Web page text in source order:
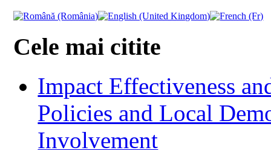
Cele mai citite
Impact Effectiveness
Policies and Local
Involvement